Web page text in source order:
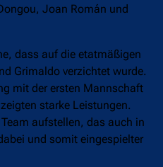
Joan Román und
dass auf die etatmäßigen
Grimaldo verzichtet wurde.
mit der ersten Mannschaft
starke Leistungen.
aufstellen, das auch in
und somit eingespielter